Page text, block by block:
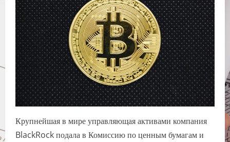
Крупнейшая в мире управляющая активами компания
BlackRock подала в Комиссию по ценным бумагам и